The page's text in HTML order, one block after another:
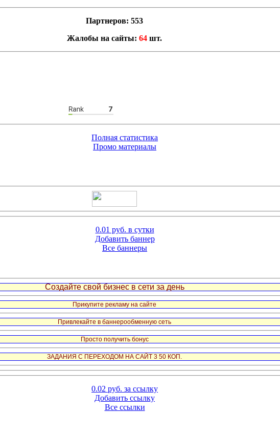
Партнеров: 553
Жалобы на сайты: 64 шт.
Полная статистика
Промо материалы
0.01 руб. в сутки
Добавить баннер
Все баннеры
Создайте свой бизнес в сети за день
Прикупите рекламу на сайте
Привлекайте в баннерообменную сеть
Просто получить бонус
ЗАДАНИЯ С ПЕРЕХОДОМ НА САЙТ 3 50 КОП.
0.02 руб. за ссылку
Добавить ссылку
Все ссылки